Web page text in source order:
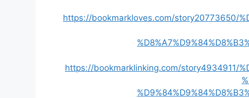
https://bookmarkloves.com/story20773650/
https://bookmarklinking.com/story4934911/